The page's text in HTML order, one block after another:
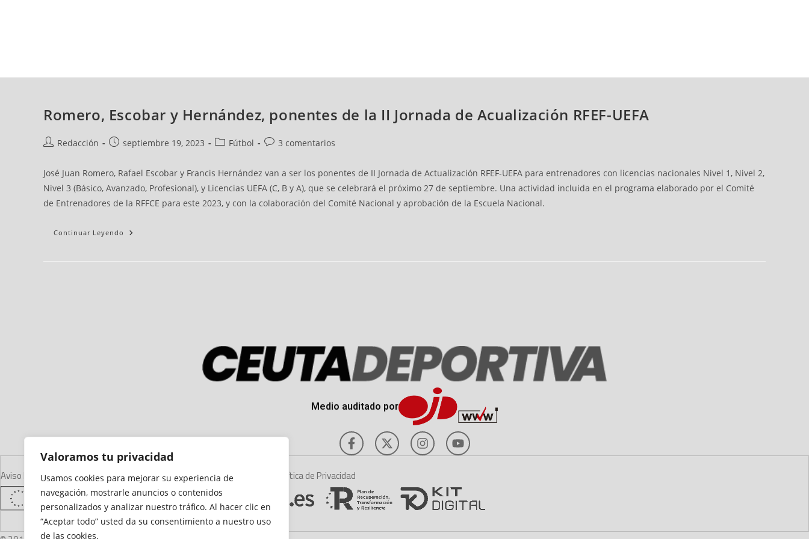
Valoramos tu privacidad
Usamos cookies para mejorar su experiencia de
navegación, mostrarle anuncios o contenidos
personalizados y analizar nuestro tráfico. Al hacer clic en
“Aceptar todo” usted da su consentimiento a nuestro uso
de las cookies.
Romero, Escobar y Hernández, ponentes de la II Jornada de Acualización RFEF-UEFA
Redacción septiembre 19, 2023 Fútbol 3 comentarios
José Juan Romero, Rafael Escobar y Francis Hernández van a ser los ponentes de II Jornada de Actualización RFEF-UEFA para entrenadores con licencias nacionales Nivel 1, Nivel 2,
Nivel 3 (Básico, Avanzado, Profesional), y Licencias UEFA (C, B y A), que se celebrará el próximo 27 de septiembre. Una actividad incluida en el programa elaborado por el Comité
de Entrenadores de la RFFCE para este 2023, y con la colaboración del Comité Nacional y aprobación de la Escuela Nacional.
Continuar Leyendo
Medio auditado por
Aviso LegalDeclaración de AccesibilidadMapa del SitioPolítica de Cookies Política de Privacidad